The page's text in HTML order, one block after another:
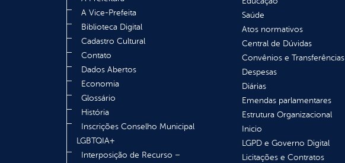
A Vice-Prefeita
Biblioteca Digital
Cadastro Cultural
Contato
Dados Abertos
Economia
Glossário
História
Inscrições Conselho Municipal
LGBTQIA+
Interposição de Recurso –
Saúde
Atos normativos
Central de Dúvidas
Convênios e Transferências
Despesas
Diárias
Emendas parlamentares
Estrutura Organizacional
Inicio
LGPD e Governo Digital
Licitações e Contratos